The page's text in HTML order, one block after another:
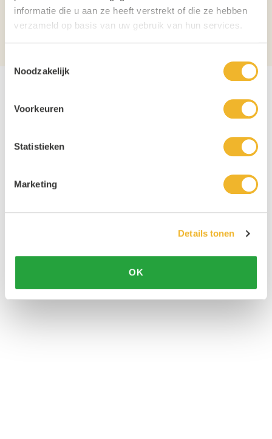
informatie die u aan ze heeft verstrekt of die ze hebben
verzameld op basis van uw gebruik van hun services.
Noodzakelijk
Voorkeuren
Statistieken
Marketing
Details tonen
OK
Verpakking Blik